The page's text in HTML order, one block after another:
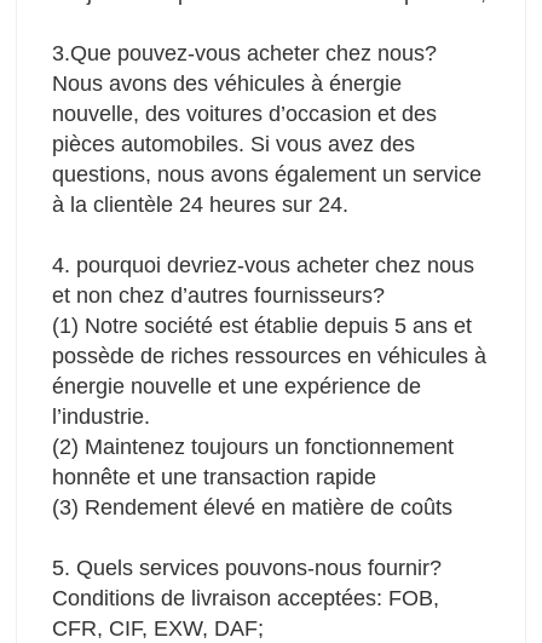
3.Que pouvez-vous acheter chez nous?
Nous avons des véhicules à énergie
nouvelle, des voitures d’occasion et des
pièces automobiles. Si vous avez des
questions, nous avons également un service
à la clientèle 24 heures sur 24.
4. pourquoi devriez-vous acheter chez nous
et non chez d’autres fournisseurs?
(1) Notre société est établie depuis 5 ans et
possède de riches ressources en véhicules à
énergie nouvelle et une expérience de
l’industrie.
(2) Maintenez toujours un fonctionnement
honnête et une transaction rapide
(3) Rendement élevé en matière de coûts
5. Quels services pouvons-nous fournir?
Conditions de livraison acceptées: FOB,
CFR, CIF, EXW, DAF;